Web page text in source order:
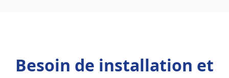
Besoin de installation et